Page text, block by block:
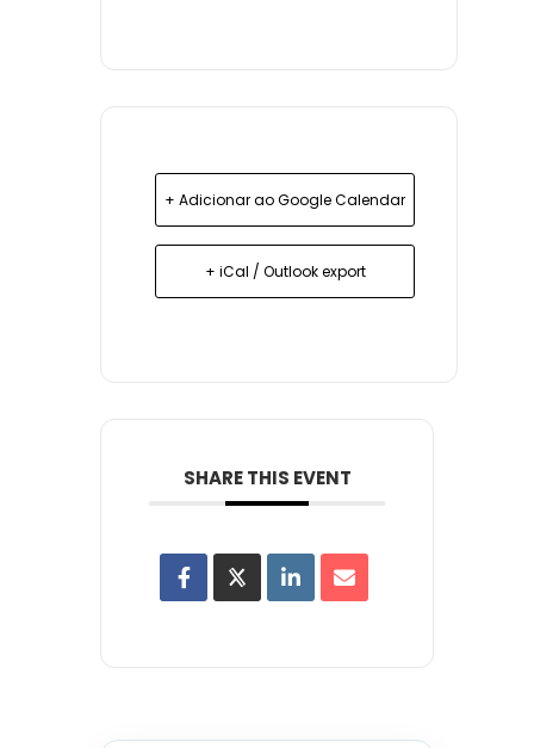
+ Adicionar ao Google Calendar
+ iCal / Outlook export
SHARE THIS EVENT